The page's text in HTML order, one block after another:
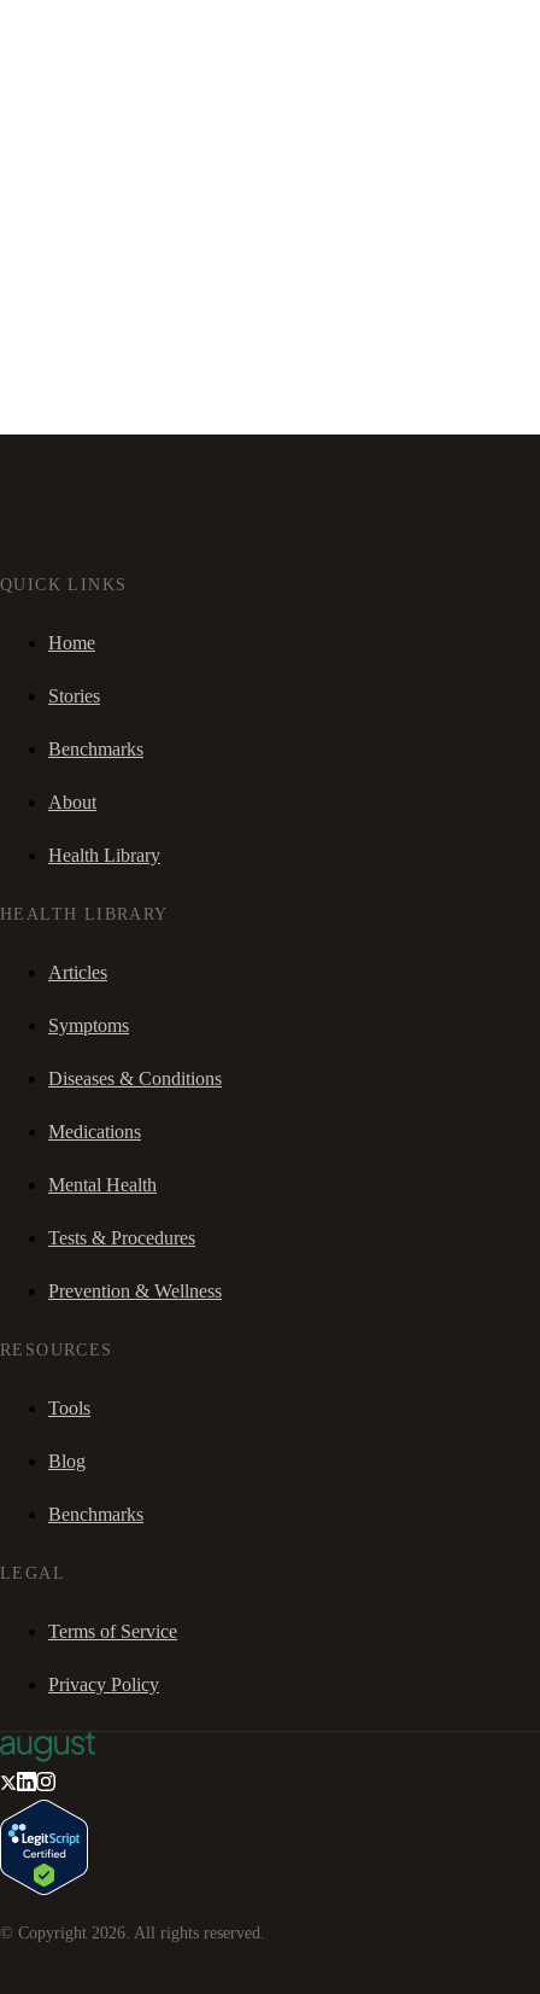
QUICK LINKS
Home
Stories
Benchmarks
About
Health Library
HEALTH LIBRARY
Articles
Symptoms
Diseases & Conditions
Medications
Mental Health
Tests & Procedures
Prevention & Wellness
RESOURCES
Tools
Blog
Benchmarks
LEGAL
Terms of Service
Privacy Policy
© Copyright 2026. All rights reserved.